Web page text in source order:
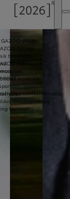
a11yOpensInNewWindow
GAZOO világa
Racing
története
Racing WRC
modellek
Világbajnokság
Concept